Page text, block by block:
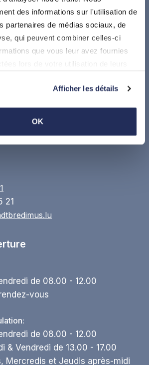
des informations sur l'utilisation de
partenaires de médias sociaux, de
qui peuvent combiner celles-ci
que vous leur avez fournies
lors de votre utilisation de leurs
Afficher les détails
OK
de Stadtbredimus
L5451 Stadtbredimus
21
de 08.00 - 12.00
vous
de 08.00 - 12.00
& Vendredi de 13.00 - 17.00
Mercredis et Jeudis après-midi